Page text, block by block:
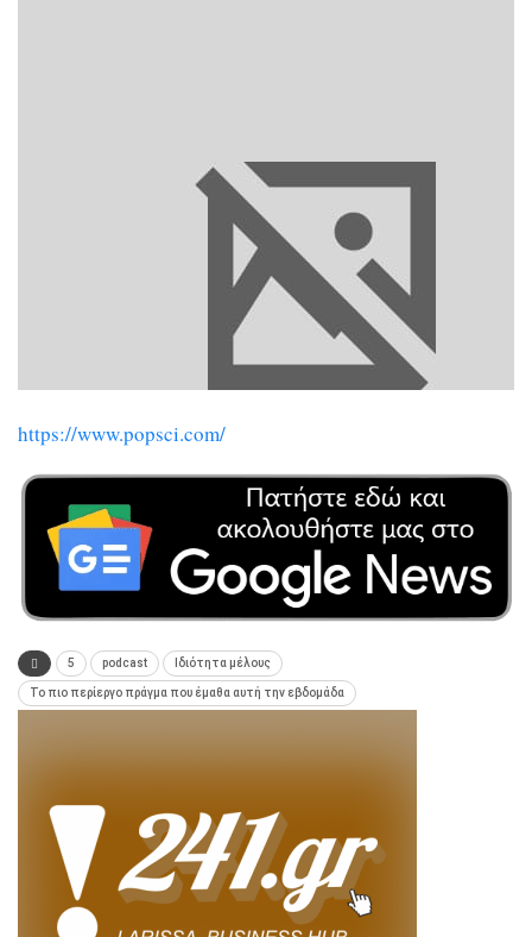
https://www.popsci.com/
5 podcast Ιδιότητα μέλους
Το πιο περίεργο πράγμα που έμαθα αυτή την εβδομάδα